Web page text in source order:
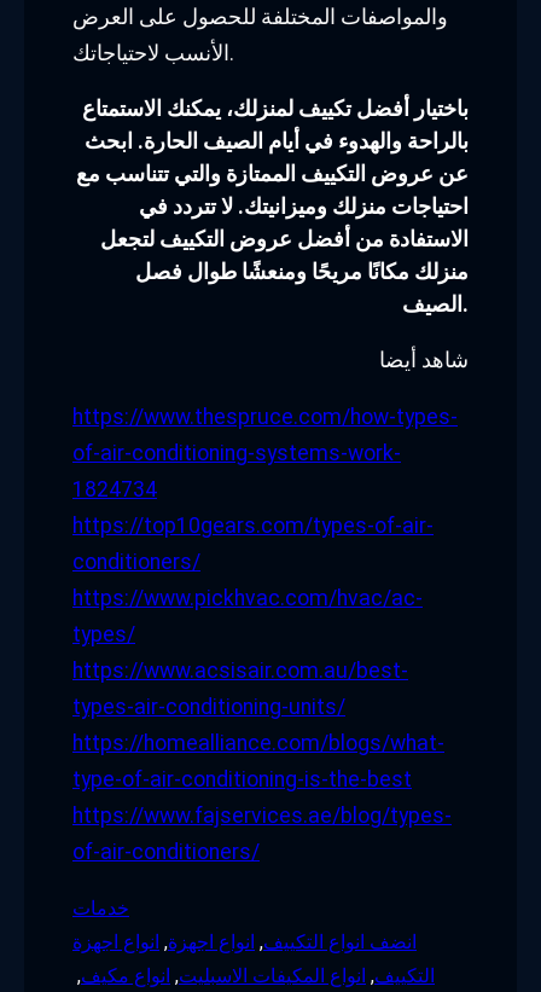
والمواصفات المختلفة للحصول على العرض
الأنسب لاحتياجاتك.
باختيار أفضل تكييف لمنزلك، يمكنك الاستمتاع
بالراحة والهدوء في أيام الصيف الحارة. ابحث
عن عروض التكييف الممتازة والتي تتناسب مع
احتياجات منزلك وميزانيتك. لا تتردد في
الاستفادة من أفضل عروض التكييف لتجعل
منزلك مكانًا مريحًا ومنعشًا طوال فصل
الصيف.
شاهد أيضا
https://www.thespruce.com/how-types-
of-air-conditioning-systems-work-
1824734
https://top10gears.com/types-of-air-
conditioners/
https://www.pickhvac.com/hvac/ac-
types/
https://www.acsisair.com.au/best-
types-air-conditioning-units/
https://homealliance.com/blogs/what-
type-of-air-conditioning-is-the-best
https://www.fajservices.ae/blog/types-
of-air-conditioners/
خدمات
انضف انواع التكييف, انواع اجهزة, انواع اجهزة
التكييف, انواع المكيفات الاسبليت, انواع مكيف,